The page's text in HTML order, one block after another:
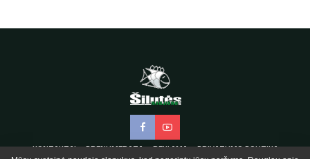
KONTAKTAI PRENUMERATA REKLAMA PRIVATUMO POLITIKA